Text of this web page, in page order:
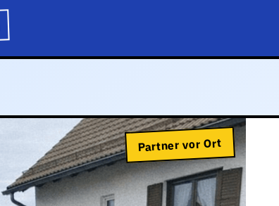
Partner vor Ort